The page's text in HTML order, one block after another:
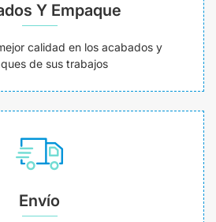
Y Empaque
calidad en los acabados y
de sus trabajos
Envío